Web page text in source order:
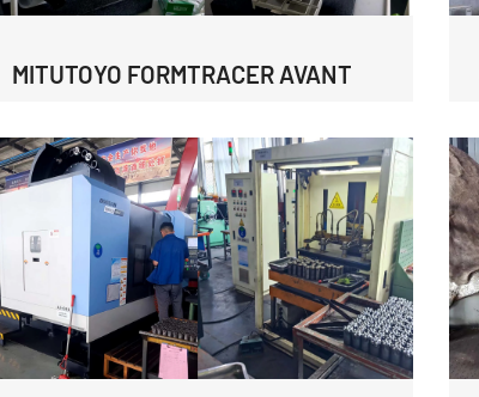
MITUTOYO FORMTRACER AVANT